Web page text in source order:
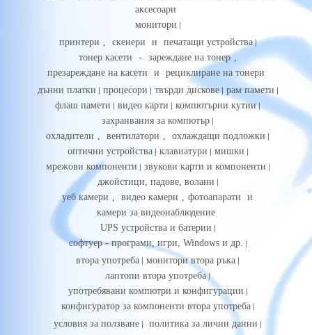
аксесоари
монитори
принтери , скенери и
печатащи устройства
тонер касети
- зареждане на тонер ,
презареждане на касети
и
рециклиране на тонери
дънни платки
процесори твърди дискове
рам памети
флаш памети
видео карти
компютърни кутии
захранвания за компютър
охладители , вентилатори ,
охлаждащи подложки
оптични устройства
клавиатури
мишки
мрежови компоненти
звукови карти и компоненти
джойстици, падове, волани
уеб камери , видео камери , фотоапарати
и
камери за видеонаблюдение
UPS устройства и батерии
софтуер - програми, игри, Windows и др.
втора употреба
монитори втора ръка
лаптопи втора употреба
употребявани компютри и конфигурации
конфигуратор за компоненти втора употреба
условия за ползване
политика за лични данни